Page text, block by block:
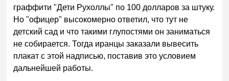
граффити "Дети Рухоллы" по 100 долларов за штуку.
Но "офицер" высокомерно ответил, что тут не
детский сад и что такими глупостями он заниматься
не собирается. Тогда иранцы заказали вывесить
плакат с этой надписью, поставив это условием
дальнейшей работы.